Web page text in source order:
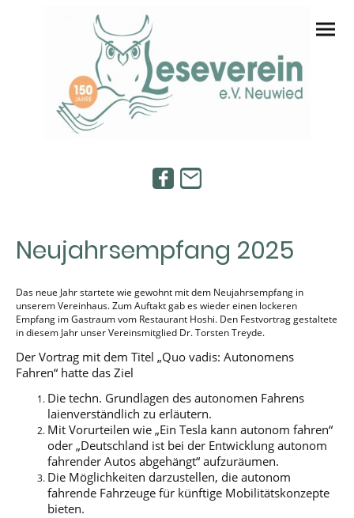
Neujahrsempfang 2025
Das neue Jahr startete wie gewohnt mit dem Neujahrsempfang in
unserem Vereinhaus. Zum Auftakt gab es wieder einen lockeren
Empfang im Gastraum vom Restaurant Hoshi. Den Festvortrag gestaltete
in diesem Jahr unser Vereinsmitglied Dr. Torsten Treyde.
Der Vortrag mit dem Titel „Quo vadis: Autonomens
Fahren“ hatte das Ziel
Die techn. Grundlagen des autonomen Fahrens
laienverständlich zu erläutern.
Mit Vorurteilen wie „Ein Tesla kann autonom fahren“
oder „Deutschland ist bei der Entwicklung autonom
fahrender Autos abgehängt“ aufzuräumen.
Die Möglichkeiten darzustellen, die autonom
fahrende Fahrzeuge für künftige Mobilitätskonzepte
bieten.